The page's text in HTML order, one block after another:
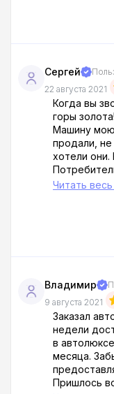
Сергей
22 августа 2021
Когда вы
горы
Машину мою
продали,
хотели они.
процентная
Читайте,
Читать
Владимир
9 августа 2021
Заказал
недели
в
месяца.
Пришлось